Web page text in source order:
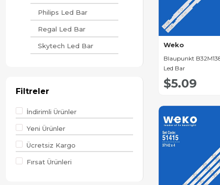
Philips Led Bar
Regal Led Bar
Skytech Led Bar
Sunny Led Bar
Arçelik Led Bar
Beko Led Bar
Saba Led Bar
Sharp Led Bar
Filtreler
İndirimli Ürünler
Yeni Ürünler
Ücretsiz Kargo
Fırsat Ürünleri
Weko
Blaupunkt
Led Bar
$5.09